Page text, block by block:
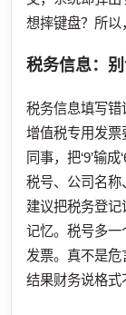
想摔键盘？所以
税务信息：别
税务信息填写错
增值税专用发票
同事，把‘9’输
税号、公司名称
建议把税务登
记忆。税号多
发票。真不是危
结果财务说格式